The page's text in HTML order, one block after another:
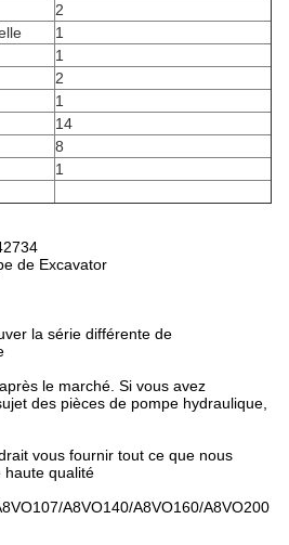
2
1
1
2
1
14
8
1
de Excavator
la série différente de
le marché. Si vous avez
des pièces de pompe hydraulique,
vous fournir tout ce que nous
haute qualité
A8VO140/A8VO160/A8VO200